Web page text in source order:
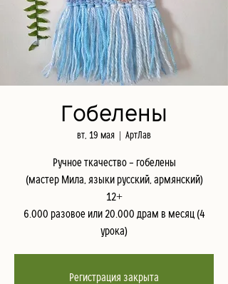
Гобелены
вт, 19 мая АртЛав
Ручное ткачество – гобелены
(мастер Мила, языки русский, армянский)
12+
6.000 разовое или 20.000 драм в месяц (4
урока)
Регистрация закрыта